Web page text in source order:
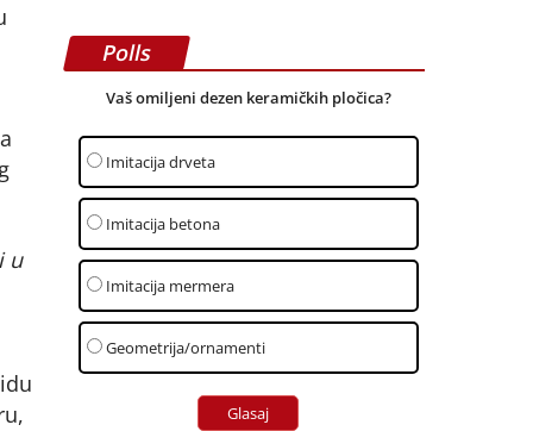
u
Polls
Vaš omiljeni dezen keramičkih pločica?
Imitacija drveta
Imitacija betona
Imitacija mermera
Geometrija/ornamenti